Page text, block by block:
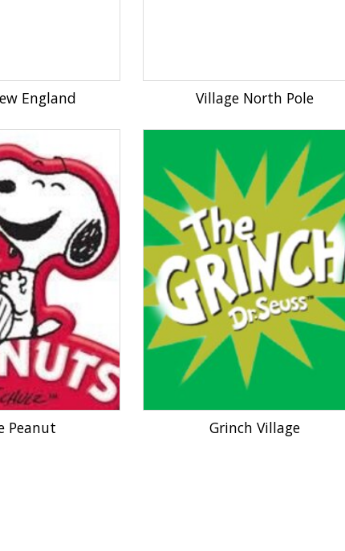
England Village North Pole
Peanut Grinch Village